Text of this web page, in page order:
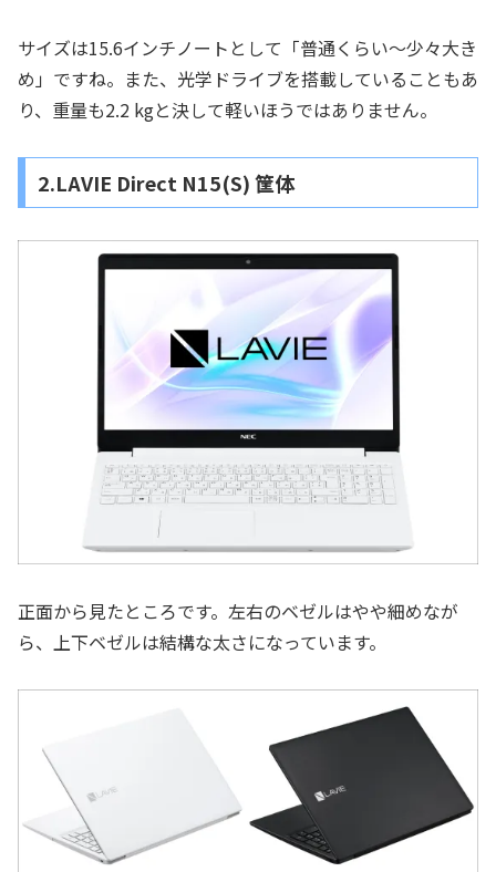
サイズは15.6インチノートとして「普通くらい～少々大き
め」ですね。また、光学ドライブを搭載していることもあ
り、重量も2.2 kgと決して軽いほうではありません。
2.LAVIE Direct N15(S) 筐体
正面から見たところです。左右のベゼルはやや細めなが
ら、上下ベゼルは結構な太さになっています。